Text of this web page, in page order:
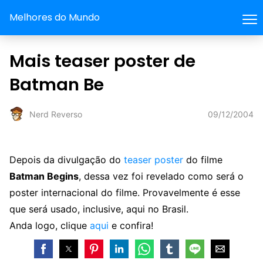
Melhores do Mundo
Mais teaser poster de
Batman Be
Nerd Reverso 09/12/2004
Depois da divulgação do teaser poster do filme
Batman Begins, dessa vez foi revelado como será o
poster internacional do filme. Provavelmente é esse
que será usado, inclusive, aqui no Brasil.
Anda logo, clique aqui e confira!